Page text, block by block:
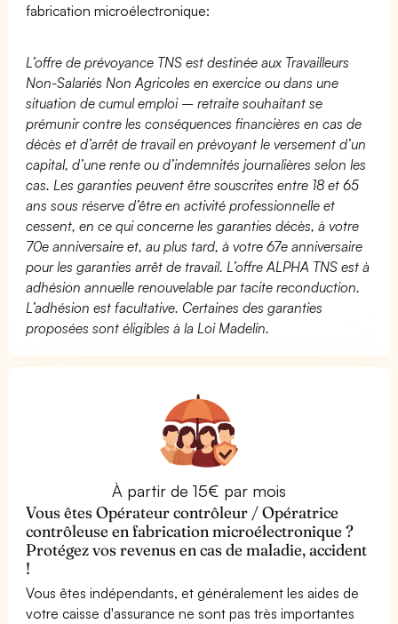
fabrication microélectronique:
L’offre de prévoyance TNS est destinée aux Travailleurs
Non-Salariés Non Agricoles en exercice ou dans une
situation de cumul emploi – retraite souhaitant se
prémunir contre les conséquences financières en cas de
décès et d’arrêt de travail en prévoyant le versement d’un
capital, d’une rente ou d’indemnités journalières selon les
cas. Les garanties peuvent être souscrites entre 18 et 65
ans sous réserve d’être en activité professionnelle et
cessent, en ce qui concerne les garanties décès, à votre
70e anniversaire et, au plus tard, à votre 67e anniversaire
pour les garanties arrêt de travail. L’offre ALPHA TNS est à
adhésion annuelle renouvelable par tacite reconduction.
L’adhésion est facultative. Certaines des garanties
proposées sont éligibles à la Loi Madelin.
À partir de 15€ par mois
Vous êtes Opérateur contrôleur / Opératrice
contrôleuse en fabrication microélectronique ?
Protégez vos revenus en cas de maladie, accident
!
Vous êtes indépendants, et généralement les aides de
votre caisse d'assurance ne sont pas très importantes